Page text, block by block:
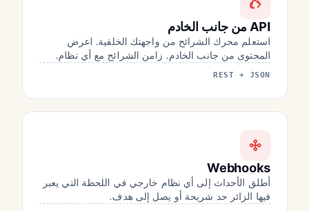
API من جانب الخادم
استعلم محرك الشرائح من واجهتك الخلفية. اعرض
المحتوى من جانب الخادم. زامن الشرائح مع أي نظام.
REST + JSON
Webhooks
أطلق الأحداث إلى أي نظام خارجي في اللحظة التي يعبر
فيها الزائر حد شريحة أو يصل إلى هدف.